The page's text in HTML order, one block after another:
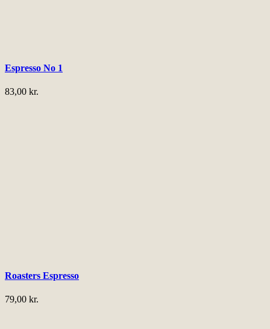
Espresso No 1
83,00 kr.
Roasters Espresso
79,00 kr.